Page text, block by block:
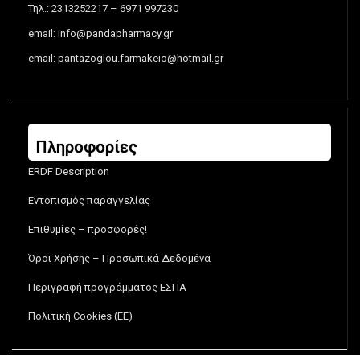
Τηλ.: 2313252217 – 6971 997230
email: info@pandapharmacy.gr
email: pantazoglou.farmakeio@hotmail.gr
Πληροφορίες
ERDF Description
Εντοπισμός παραγγελίας
Επιθυμίες – προσφορές!
Όροι Χρήσης – Προσωπικά Δεδομένα
Περιγραφή προγράμματος ΕΣΠΑ
Πολιτική Cookies (ΕΕ)